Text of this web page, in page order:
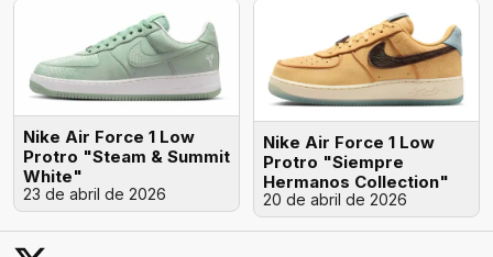
Nike Air Force 1 Low
Protro "Steam & Summit
White"
23 de abril de 2026
Nike Air Force 1 Low
Protro "Siempre
Hermanos Collection"
20 de abril de 2026